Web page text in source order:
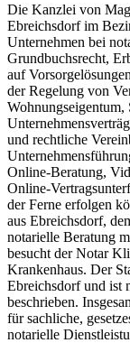
Die Kanzlei von
Ebreichsdorf im
Unternehmen bei
Grundbuchsrecht,
auf
der Regelung von
Wohnungseigentum,
und rechtliche
Online-Beratung,
Online-
der Ferne erfolgen
aus Ebreichsdorf,
notarielle Beratung
besucht der Notar
Krankenhaus. Der
Ebreichsdorf und ist
beschrieben.
für sachliche,
notarielle